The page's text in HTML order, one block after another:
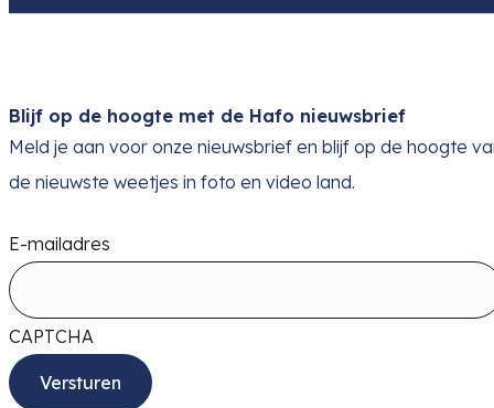
Blijf op de hoogte met de Hafo nieuwsbrief
Meld je aan voor onze nieuwsbrief en blijf op de hoogte
de nieuwste weetjes in foto en video land.
E-mailadres
CAPTCHA